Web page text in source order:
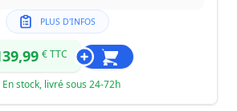
PLUS D'INFOS
€ TTC
En stock, livré sous 24-72h